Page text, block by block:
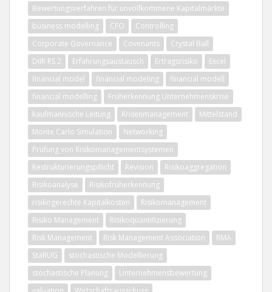
Bewertungsverfahren für unvollkommene Kapitalmärkte
business modelling
CFO
Controlling
Corporate Governance
Covenants
Crystal Ball
DIIR RS 2
Erfahrungsaustausch Ertragsrisiko
Excel
financial model
financial modeling
financial modell
financial modelling
Früherkennung Unternehmenskrise
kaufmännische Leitung
Krisenmanagement
Mittelstand
Monte Carlo Simulation
Networking
Prüfung von Risikomanagementsystemen
Restrukturierungspflicht
Revision
Risikoaggregation
Risikoanalyse
Risikofrüherkennung
risikogerechte Kapitalkosten
Risikomanagement
Risiko Management
Risikoquantifizierung
Risk Management
Risk Management Association
RMA
StaRUG
stochastische Modellierung
stochastische Planung
Unternehmensbewertung